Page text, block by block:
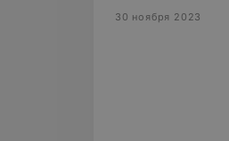
30 ноября 2023